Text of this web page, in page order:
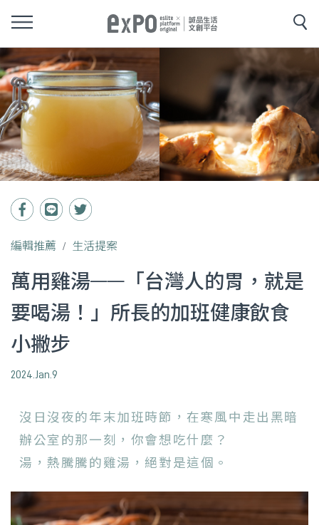
編輯推薦 生活提案
萬用雞湯——「台灣人的胃，就是
要喝湯！」所長的加班健康飲食
小撇步
2024.Jan.9
沒日沒夜的年末加班時節，在寒風中走出黑暗
辦公室的那一刻，你會想吃什麼？
湯，熱騰騰的雞湯，絕對是這個。